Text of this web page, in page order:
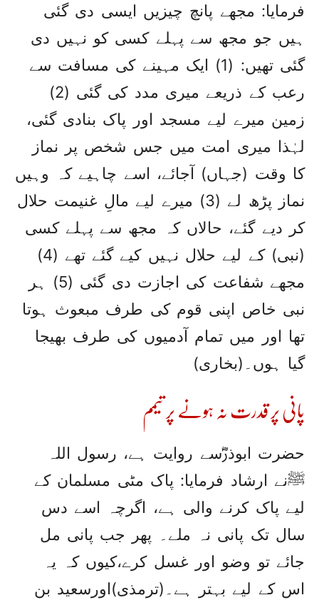
فرمایا: مجھے پانچ چیزیں ایسی دی گئی
ہیں جو مجھ سے پہلے کسی کو نہیں دی
گئی تھیں: (1) ایک مہینے کی مسافت سے
رعب کے ذریعے میری مدد کی گئی (2)
زمین میرے لیے مسجد اور پاک بنادی گئی،
لہٰذا میری امت میں جس شخص پر نماز
کا وقت (جہاں) آجائے، اسے چاہیے کہ وہیں
نماز پڑھ لے (3) میرے لیے مالِ غنیمت حلال
کر دیے گئے، حالاں کہ مجھ سے پہلے کسی
(نبی) کے لیے حلال نہیں کیے گئے تھے (4)
مجھے شفاعت کی اجازت دی گئی (5) ہر
نبی خاص اپنی قوم کی طرف مبعوث ہوتا
تھا اور میں تمام آدمیوں کی طرف بھیجا
گیا ہوں۔(بخاری)
پانی پر قدرت نہ ہونے پر تیمم
حضرت ابوذرؓسے روایت ہے، رسول اللہ
ﷺنے ارشاد فرمایا: پاک مٹی مسلمان کے
لیے پاک کرنے والی ہے، اگرچہ اسے دس
سال تک پانی نہ ملے۔ پھر جب پانی مل
جائے تو وضو اور غسل کرے،کیوں کہ یہ
اس کے لیے بہتر ہے۔(ترمذی)اورسعید بن